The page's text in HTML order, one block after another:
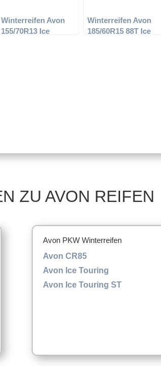
Winterreifen Avon
155/70R13 Ice
Winterreifen Avon
185/60R15 88T Ice
ZU AVON REIFEN
Avon PKW Winterreifen
Avon CR85
Avon Ice Touring
Avon Ice Touring ST